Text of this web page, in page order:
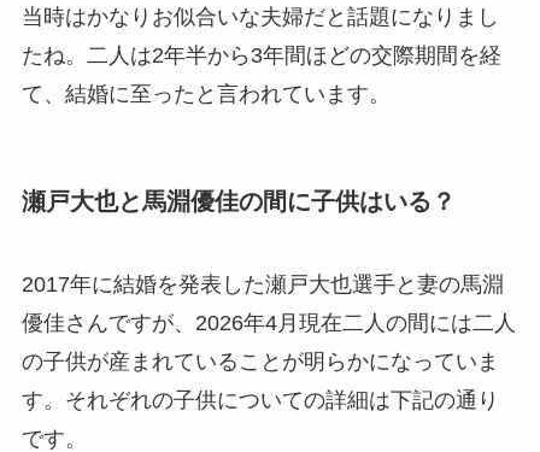
当時はかなりお似合いな夫婦だと話題になりまし
たね。二人は2年半から3年間ほどの交際期間を経
て、結婚に至ったと言われています。
瀬戸大也と馬淵優佳の間に子供はいる？
2017年に結婚を発表した瀬戸大也選手と妻の馬淵
優佳さんですが、2026年4月現在二人の間には二人
の子供が産まれていることが明らかになっていま
す。それぞれの子供についての詳細は下記の通り
です。